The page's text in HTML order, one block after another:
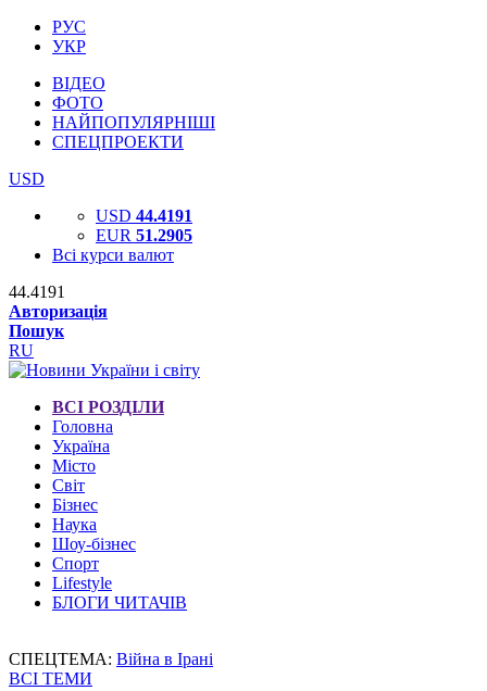
РУС
УКР
ВІДЕО
ФОТО
НАЙПОПУЛЯРНІШІ
СПЕЦПРОЕКТИ
USD
USD 44.4191
EUR 51.2905
Всі курси валют
44.4191
Авторизація
Пошук
RU
ВСІ РОЗДІЛИ
Головна
Україна
Місто
Світ
Бізнес
Наука
Шоу-бізнес
Спорт
Lifestyle
БЛОГИ ЧИТАЧІВ
СПЕЦТЕМА: Війна в Ірані
ВСІ ТЕМИ